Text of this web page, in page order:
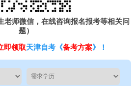
老师微信，在线咨询报名报考等相关问
题）
即领取天津自考《备考方案》！